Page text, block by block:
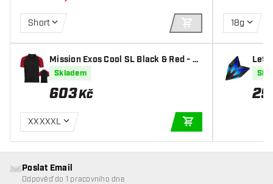
Short
PŘIDAT DO KOŠÍKU
Mission Exos Cool SL Black & Red - Ši
pková Košile
Skladem
603Kč
XXXXXL
18g
29
Poslat Email
Odpověď do 1 pracovního dne